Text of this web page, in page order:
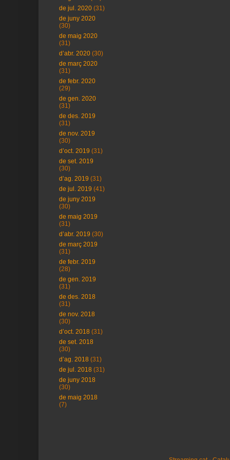
de jul. 2020 (31)
de juny 2020
(30)
de maig 2020
(31)
d’abr. 2020 (30)
de març 2020
(31)
de febr. 2020
(29)
de gen. 2020
(31)
de des. 2019
(31)
de nov. 2019
(30)
d’oct. 2019 (31)
de set. 2019
(30)
d’ag. 2019 (31)
de jul. 2019 (41)
de juny 2019
(30)
de maig 2019
(31)
d’abr. 2019 (30)
de març 2019
(31)
de febr. 2019
(28)
de gen. 2019
(31)
de des. 2018
(31)
de nov. 2018
(30)
d’oct. 2018 (31)
de set. 2018
(30)
d’ag. 2018 (31)
de jul. 2018 (31)
de juny 2018
(30)
de maig 2018
(7)